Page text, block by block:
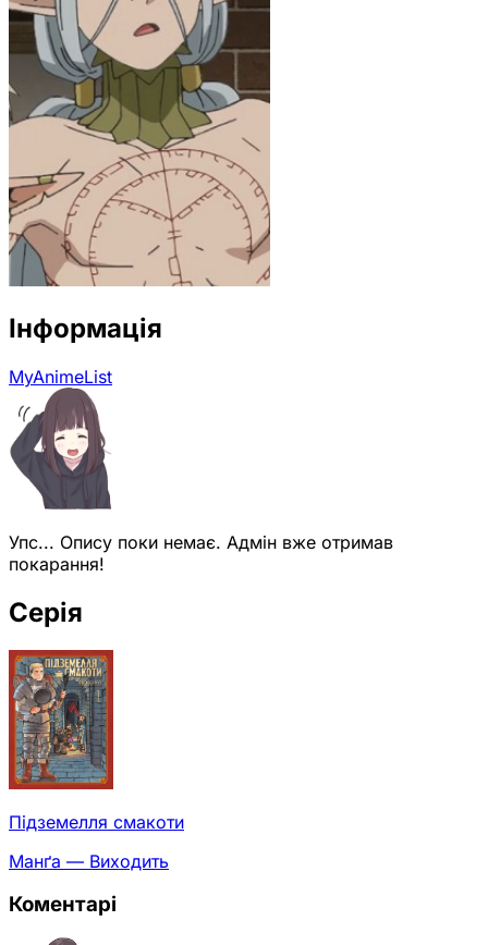
Інформація
MyAnimeList
Упс... Опису поки немає. Адмін вже отримав
покарання!
Серія
Підземелля смакоти
Манґа — Виходить
Коментарі